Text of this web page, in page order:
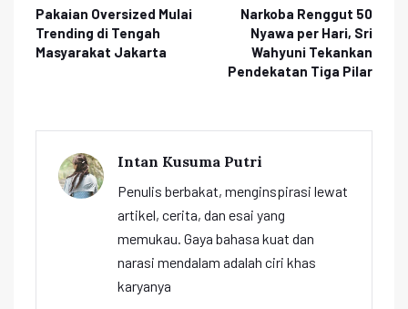
Pakaian Oversized Mulai
Trending di Tengah
Masyarakat Jakarta
Narkoba Renggut 50
Nyawa per Hari, Sri
Wahyuni Tekankan
Pendekatan Tiga Pilar
Intan Kusuma Putri
Penulis berbakat, menginspirasi lewat
artikel, cerita, dan esai yang
memukau. Gaya bahasa kuat dan
narasi mendalam adalah ciri khas
karyanya